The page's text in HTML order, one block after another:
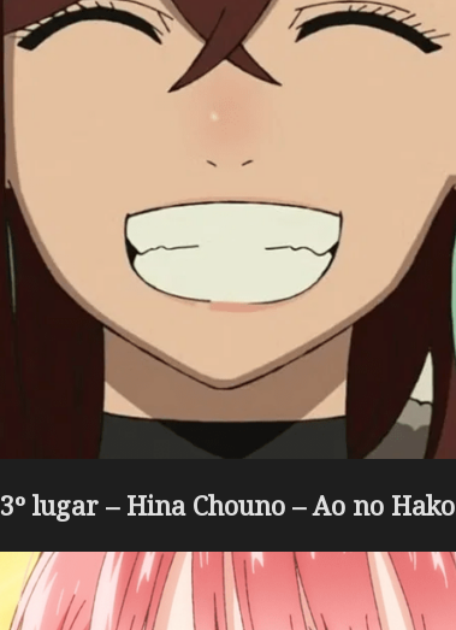
3º lugar – Hina Chouno – Ao no Hako